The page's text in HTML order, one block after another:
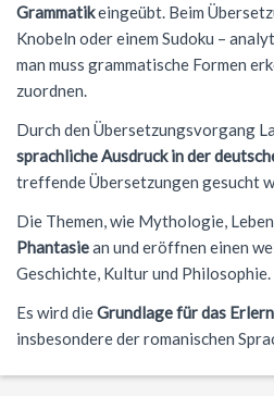
Vorstand
Service
Kontakt
Technik-AG
Politik-AG
Schulsanitäter
Kreatives Schreiben
Mkid - Mathe kann ich doch!
Klassen 8-10
Jahrgangsstufe
Sozialpraktikum
Bildungspartnerschaft
Warum Französisch?
Kursstufe
DELF
Außerunterrichtliche
Geographie
Informatik
G9: Informatik und Medienbildung
G8: IMP (Informatik, Mathematik,
Warum Italienisch?
Italienisch als 3. Fremdsprache
Italienisch lernen
Außerunterrichtliches
Katholische Religion
Literatur und Theater
Mathematik
Leitgedanken
Musik
Chor Klassen 5-7
Konzerte
Schoolwear FSG
Anfahrt
Praktikum am FSG
Anmeldung Klasse 5
Schulanmeldung
Datenschutz
Impressum
Grammatikeingeübt. Beim
Knobeln oder einem Sudoku –
man muss grammatische Formen
zuordnen.
Durch den Übersetzungsvorgang
sprachliche Ausdruck in der
treffende Übersetzungen gesucht
Die Themen, wie Mythologie,
Phantasiean und eröffnen einen
Geschichte, Kultur und Philosophie.
Es wird dieGrundlage für das
insbesondere der romanischen